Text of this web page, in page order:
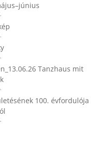
Tanzhaus mit
100. évfordulója